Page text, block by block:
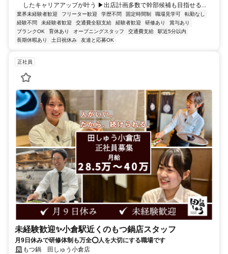
したキャリアアップが叶う ▶出店計画多数で幹部候補も目指せる...
業界未経験者歓迎 フリーター歓迎 学歴不問 固定時間制 職場見学可
転勤なし
経験不問
未経験者歓迎 交通費全額支給 経験者歓迎 研修あり
賞与あり
ブランクOK
育休あり オープニングスタッフ 交通費支給
駅近5分以内
長期休暇あり
土日祝休み 友達と応募OK
正社員
未経験歓迎✨小倉駅近くのもつ鍋店スタッフ
月9日休みで研修体制も万全⭕️人を大切にする職場です
もつ鍋 田しゅう小倉店